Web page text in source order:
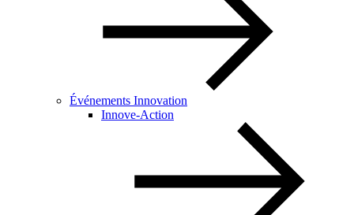
Événements Innovation
Innove-Action